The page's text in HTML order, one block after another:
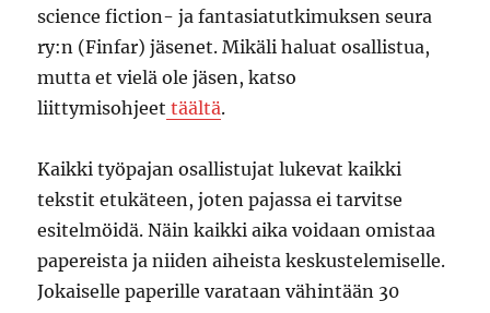
science fiction- ja fantasiatutkimuksen seura
ry:n (Finfar) jäsenet. Mikäli haluat osallistua,
mutta et vielä ole jäsen, katso
liittymisohjeet täältä.
Kaikki työpajan osallistujat lukevat kaikki
tekstit etukäteen, joten pajassa ei tarvitse
esitelmöidä. Näin kaikki aika voidaan omistaa
papereista ja niiden aiheista keskustelemiselle.
Jokaiselle paperille varataan vähintään 30